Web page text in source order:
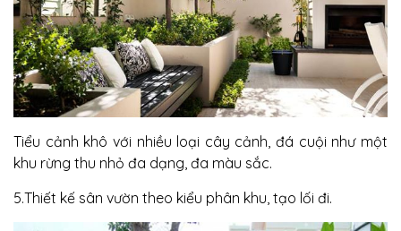
Tiểu cảnh khô với nhiều loại cây cảnh, đá cuội như một
khu rừng thu nhỏ đa dạng, đa màu sắc.
5.Thiết kế sân vườn theo kiểu phân khu, tạo lối đi.